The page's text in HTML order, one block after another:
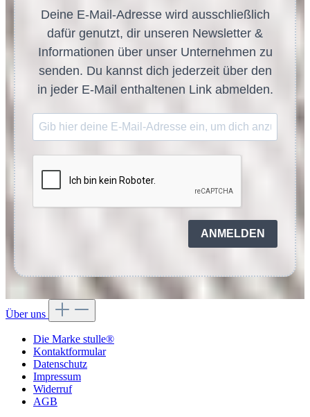
Deine E-Mail-Adresse wird ausschließlich
dafür genutzt, dir unseren Newsletter &
Informationen über unser Unternehmen zu
senden. Du kannst dich jederzeit über den
in jeder E-Mail enthaltenen Link abmelden.
ANMELDEN
Über uns
Die Marke stulle®
Kontaktformular
Datenschutz
Impressum
Widerruf
AGB